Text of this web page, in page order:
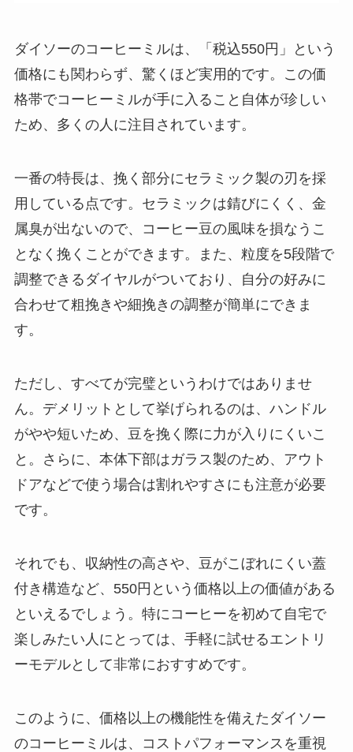
ダイソーのコーヒーミルは、「税込550円」という
価格にも関わらず、驚くほど実用的です。この価
格帯でコーヒーミルが手に入ること自体が珍しい
ため、多くの人に注目されています。
一番の特長は、挽く部分にセラミック製の刃を採
用している点です。セラミックは錆びにくく、金
属臭が出ないので、コーヒー豆の風味を損なうこ
となく挽くことができます。また、粒度を5段階で
調整できるダイヤルがついており、自分の好みに
合わせて粗挽きや細挽きの調整が簡単にできま
す。
ただし、すべてが完璧というわけではありませ
ん。デメリットとして挙げられるのは、ハンドル
がやや短いため、豆を挽く際に力が入りにくいこ
と。さらに、本体下部はガラス製のため、アウト
ドアなどで使う場合は割れやすさにも注意が必要
です。
それでも、収納性の高さや、豆がこぼれにくい蓋
付き構造など、550円という価格以上の価値がある
といえるでしょう。特にコーヒーを初めて自宅で
楽しみたい人にとっては、手軽に試せるエントリ
ーモデルとして非常におすすめです。
このように、価格以上の機能性を備えたダイソー
のコーヒーミルは、コストパフォーマンスを重視